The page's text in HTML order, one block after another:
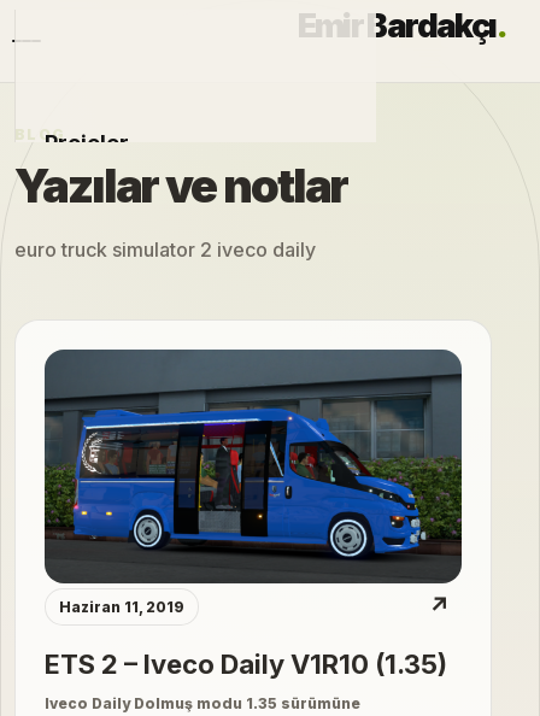
Emir Bardakçı.
Projeler
Otomobiller
Modlar
Hakkımda
BLOG
Yazılar ve notlar
euro truck simulator 2 iveco daily
Haziran 11, 2019 ↗
ETS 2 – Iveco Daily V1R10 (1.35)
Iveco Daily Dolmuş modu 1.35 sürümüne